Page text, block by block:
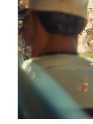
ALMA ELSTE